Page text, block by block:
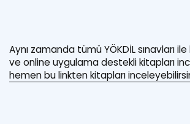
Aynı zamanda tümü YÖKDİL sınavları
ve online uygulama destekli kitapları
hemen bu linkten kitapları